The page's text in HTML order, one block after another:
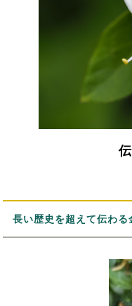
長い歴史を超えて伝わ